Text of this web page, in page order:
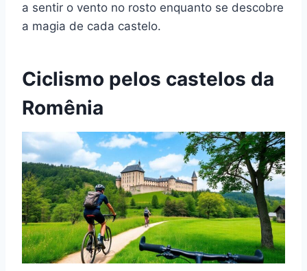
a sentir o vento no rosto enquanto se descobre
a magia de cada castelo.
Ciclismo pelos castelos da
Romênia